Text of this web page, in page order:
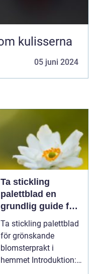
kulisserna
05 juni 2024
Ta stickling
palettblad en
grundlig guide för
blomsterentusiast
er
Ta stickling palettblad
för grönskande
blomsterprakt i
hemmet Introduktion: